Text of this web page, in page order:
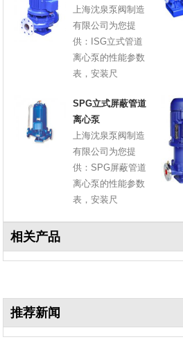
上海沈泉泵阀制造
有限公司为您提
供：ISG立式管道
离心泵的性能参数
表，安装尺
SPG立式屏蔽管道
离心泵
上海沈泉泵阀制造
有限公司为您提
供：SPG屏蔽管道
离心泵的性能参数
表，安装尺
相关产品
推荐新闻